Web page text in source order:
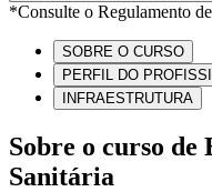
*Consulte o Regulamento
SOBRE O CURSO
PERFIL DO
INFRAESTRUTURA
Sobre o curso
Sanitária